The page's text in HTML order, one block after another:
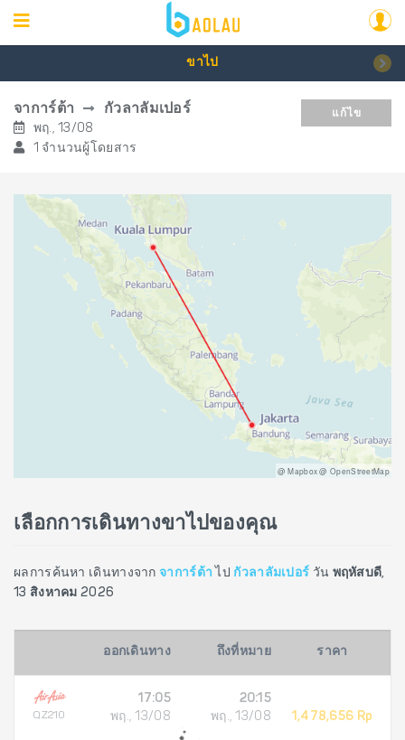
ขาไป
จาการ์ต้า กัวลาลัมเปอร์
พฤ., 13/08
1 จำนวนผู้โดยสาร
แก้ไข
@ Mapbox @ OpenStreetMap
เลือกการเดินทางขาไปของคุณ
ผลการค้นหา เดินทางจาก จาการ์ต้า ไป กัวลาลัมเปอร์ วัน พฤหัสบดี,
13 สิงหาคม 2026
ออกเดินทาง ถึงที่หมาย ราคา
QZ210
17:05
พฤ., 13/08
20:15
พฤ., 13/08
1,478,656 Rp